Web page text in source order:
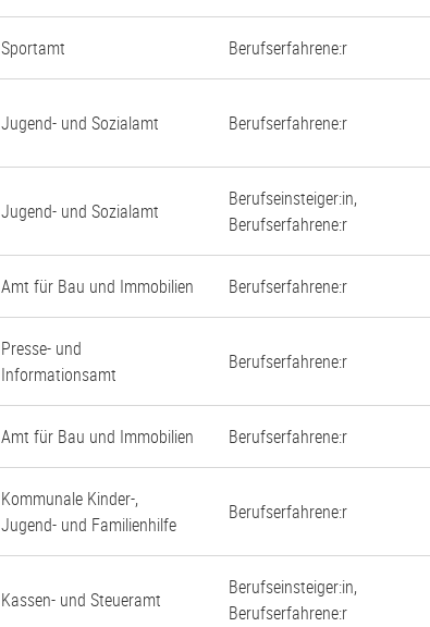
Sportamt Berufserfahrene:r
Jugend- und Sozialamt Berufserfahrene:r
Jugend- und Sozialamt
Berufseinsteiger:in,
Berufserfahrene:r
Amt für Bau und Immobilien Berufserfahrene:r
Presse- und
Informationsamt
Berufserfahrene:r
Amt für Bau und Immobilien Berufserfahrene:r
Kommunale Kinder-,
Jugend- und Familienhilfe
Berufserfahrene:r
Kassen- und Steueramt
Berufseinsteiger:in,
Berufserfahrene:r